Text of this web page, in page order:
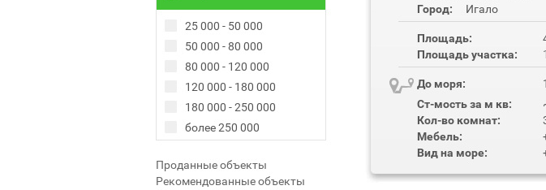
25 000 - 50 000
50 000 - 80 000
80 000 - 120 000
120 000 - 180 000
180 000 - 250 000
более 250 000
Проданные объекты
Рекомендованные объекты
Город:
Игало
Площадь:
Площадь участка:
До моря:
Ст-мость за м кв:
Кол-во комнат:
Мебель:
Вид на море: